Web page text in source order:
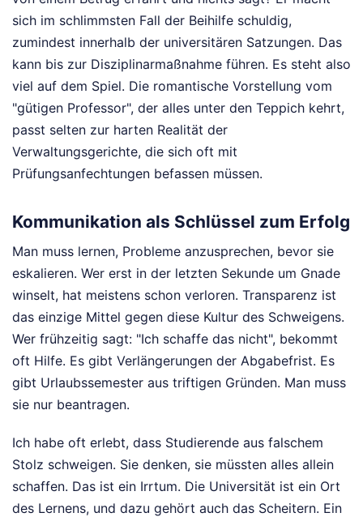
sich im schlimmsten Fall der Beihilfe schuldig,
zumindest innerhalb der universitären Satzungen. Das
kann bis zur Disziplinarmaßnahme führen. Es steht also
viel auf dem Spiel. Die romantische Vorstellung vom
"gütigen Professor", der alles unter den Teppich kehrt,
passt selten zur harten Realität der
Verwaltungsgerichte, die sich oft mit
Prüfungsanfechtungen befassen müssen.
Kommunikation als Schlüssel zum Erfolg
Man muss lernen, Probleme anzusprechen, bevor sie
eskalieren. Wer erst in der letzten Sekunde um Gnade
winselt, hat meistens schon verloren. Transparenz ist
das einzige Mittel gegen diese Kultur des Schweigens.
Wer frühzeitig sagt: "Ich schaffe das nicht", bekommt
oft Hilfe. Es gibt Verlängerungen der Abgabefrist. Es
gibt Urlaubssemester aus triftigen Gründen. Man muss
sie nur beantragen.
Ich habe oft erlebt, dass Studierende aus falschem
Stolz schweigen. Sie denken, sie müssten alles allein
schaffen. Das ist ein Irrtum. Die Universität ist ein Ort
des Lernens, und dazu gehört auch das Scheitern. Ein